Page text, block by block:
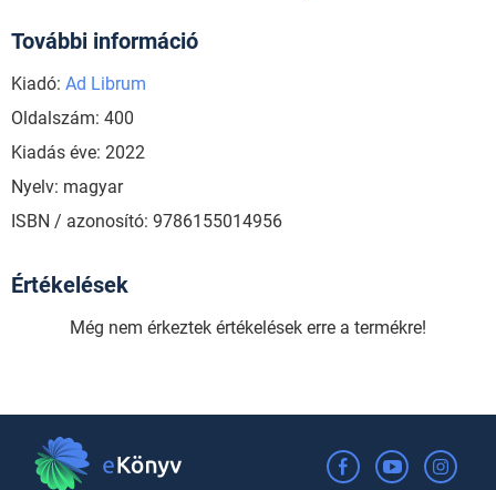
További információ
Kiadó: Ad Librum
Oldalszám: 400
Kiadás éve: 2022
Nyelv: magyar
ISBN / azonosító: 9786155014956
Értékelések
Még nem érkeztek értékelések erre a termékre!